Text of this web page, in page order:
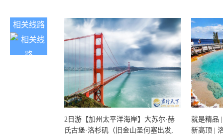
相关线路
2日游【加州太平洋海岸】大苏尔·赫
氏古堡·洛杉矶（旧金山圣何塞出发,
就是精品
新高顶 |